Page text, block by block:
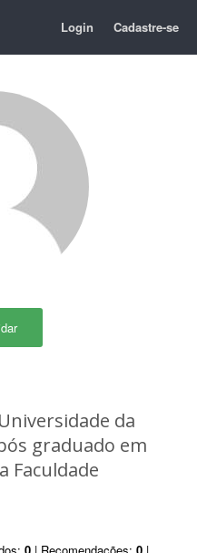
Login Cadastre-se
da
graduado em
Faculdade